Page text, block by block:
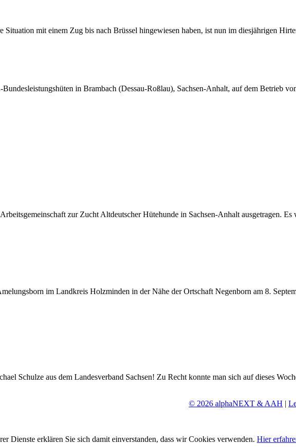
mit einem Zug bis nach Brüssel hingewiesen haben, ist nun im diesjährigen
in Brambach (Dessau-Roßlau), Sachsen-Anhalt, auf dem Betrieb
zur Zucht Altdeutscher Hütehunde in Sachsen-Anhalt ausgetragen.
im Landkreis Holzminden in der Nähe der Ortschaft Negenborn am 8.
Schulze aus dem Landesverband Sachsen! Zu Recht konnte man sich auf dieses
© 2026 alphaNEXT & AAH |
Dienste erklären Sie sich damit einverstanden, dass wir Cookies verwenden. Hier